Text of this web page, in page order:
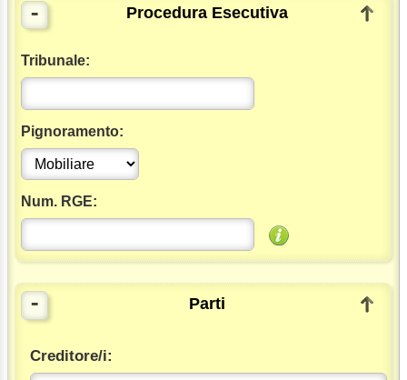
- Procedura Esecutiva
Tribunale:
Pignoramento:
Num. RGE:
- Parti
Creditore/i: